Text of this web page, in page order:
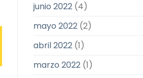
junio 2022(4)
mayo 2022(2)
abril 2022(1)
marzo 2022(1)